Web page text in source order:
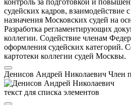
судейских кадров,
назначения Московских судей на
Разработка регламентирующих
коллегии. Содействие членам
оформления судейских категорий.
картотеки коллегии судей Москвы.
Денисов Андрей Николаевич Член
текст для списка элементов